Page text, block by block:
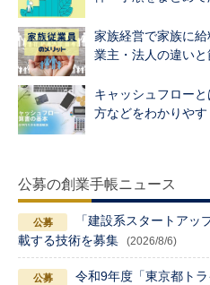
家族経営で家族に
業主・法人の違い
キャッシュフロー
方などをわかりやす
公募の創業手帳ニュース
「建設系スタートアッ
載する技術を募集
(2026/8/6)
令和9年度「東京都ト